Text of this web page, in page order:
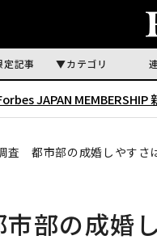
定記事 カテゴリ
JAPAN MEMBERSHIP
査 都市部の成婚しやすさ
部の成婚